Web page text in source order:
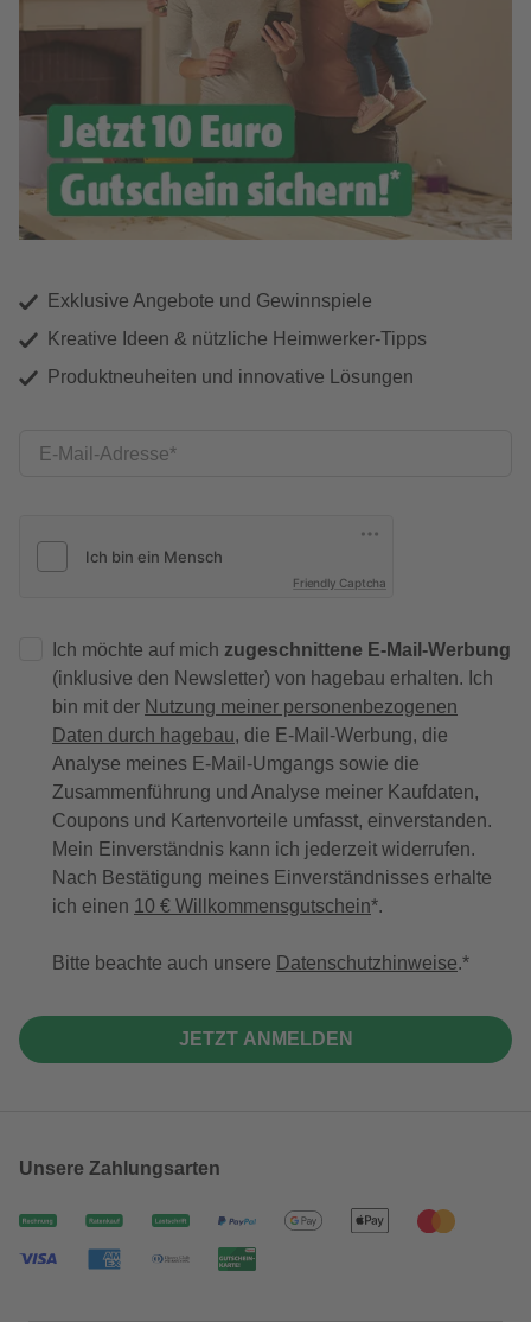
Exklusive Angebote und Gewinnspiele
Kreative Ideen & nützliche Heimwerker-Tipps
Produktneuheiten und innovative Lösungen
E-Mail-Adresse
Friendly Captcha
Ich möchte auf mich zugeschnittene E-Mail-Werbung
(inklusive den Newsletter) von hagebau erhalten. Ich
bin mit der Nutzung meiner personenbezogenen
Daten durch hagebau, die E-Mail-Werbung, die
Analyse meines E-Mail-Umgangs sowie die
Zusammenführung und Analyse meiner Kaufdaten,
Coupons und Kartenvorteile umfasst, einverstanden.
Mein Einverständnis kann ich jederzeit widerrufen.
Nach Bestätigung meines Einverständnisses erhalte
ich einen 10 € Willkommensgutschein*.
Bitte beachte auch unsere Datenschutzhinweise.
JETZT ANMELDEN
Unsere Zahlungsarten